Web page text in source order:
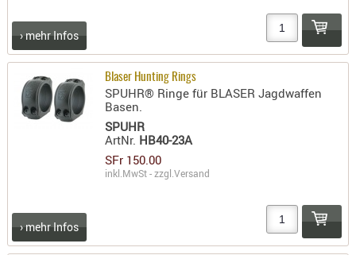
REINIGER
ABZÜGE
BASEN -
› mehr Infos
Blaser Hunting Rings
SPUHR® Ringe für BLASER Jagdwaffen
Basen.
SPUHR
ArtNr. HB40-23A
SFr 150.00
inkl.MwSt - zzgl.Versand
› mehr Infos